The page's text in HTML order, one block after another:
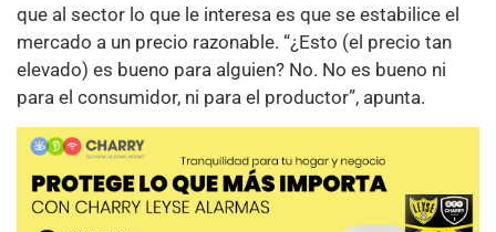
que al sector lo que le interesa es que se estabilice el
mercado a un precio razonable. “¿Esto (el precio tan
elevado) es bueno para alguien? No. No es bueno ni
para el consumidor, ni para el productor”, apunta.